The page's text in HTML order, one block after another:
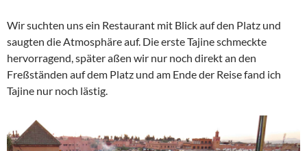
Wir suchten uns ein Restaurant mit Blick auf den Platz und
saugten die Atmosphäre auf. Die erste Tajine schmeckte
hervorragend, später aßen wir nur noch direkt an den
Freßständen auf dem Platz und am Ende der Reise fand ich
Tajine nur noch lästig.